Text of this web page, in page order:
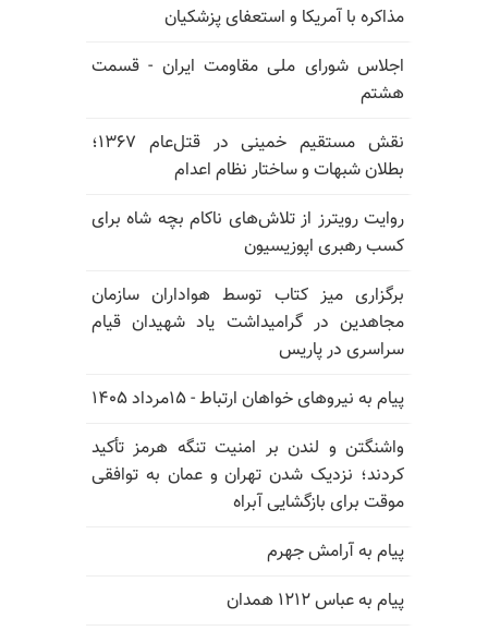
مذاکره با آمریکا و استعفای پزشکیان
اجلاس شورای ملی مقاومت ایران - قسمت
هشتم
نقش مستقیم خمینی در قتل‌عام ۱۳۶۷؛
بطلان شبهات و ساختار نظام اعدام
روایت رویترز از تلاش‌های ناکام بچه شاه برای
کسب رهبری اپوزیسیون
برگزاری میز کتاب توسط هواداران سازمان
مجاهدین در گرامیداشت یاد شهیدان قیام
سراسری در پاریس
پیام به نیروهای خواهان ارتباط - ۱۵مرداد ۱۴۰۵
واشنگتن و لندن بر امنیت تنگه هرمز تأکید
کردند؛ نزدیک شدن تهران و عمان به توافقی
موقت برای بازگشایی آبراه
پیام به آرامش جهرم
پیام به عباس ۱۲۱۲ همدان